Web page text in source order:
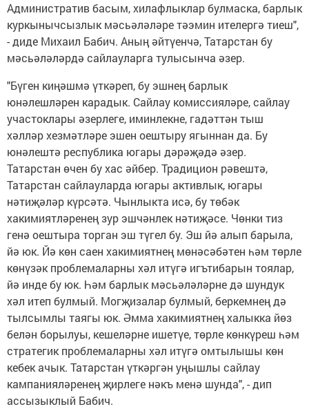
Административ басым, хилафлыклар булмаска, барлык
куркынычсызлык мәсьәләләре тәэмин ителергә тиеш",
- диде Михаил Бабич. Аның әйтүенчә, Татарстан бу
мәсьәләләрдә сайлауларга тулысынча әзер.
"Бүген киңәшмә үткәреп, бу эшнең барлык
юнәлешләрен карадык. Сайлау комиссияләре, сайлау
участоклары әзерлеге, иминлекне, гадәттән тыш
хәлләр хезмәтләре эшен оештыру ягыннан да. Бу
юнәлештә республика югары дәрәҗәдә әзер.
Татарстан өчен бу хас әйбер. Традицион рәвештә,
Татарстан сайлауларда югары активлык, югары
нәтиҗәләр күрсәтә. Чынлыкта исә, бу төбәк
хакимиятләренең зур эшчәнлек нәтиҗәсе. Чөнки тиз
генә оештыра торган эш түгел бу. Эш йә алып барыла,
йә юк. Йә көн саен хакимиятнең мөнәсәбәтен һәм төрле
көнүзәк проблемаларны хәл итүгә игътибарын тоялар,
йә инде бу юк. Һәм барлык мәсьәләләрне дә шундук
хәл итеп булмый. Могҗизалар булмый, беркемнең дә
тылсымлы таягы юк. Әмма хакимиятнең халыкка йөз
белән борылуы, кешеләрне ишетүе, төрле көнкүреш һәм
стратегик проблемаларны хәл итүгә омтылышы көн
кебек ачык. Татарстан үткәргән уңышлы сайлау
кампанияләренең җирлеге нәкъ менә шунда", - дип
ассызыклый Бабич.